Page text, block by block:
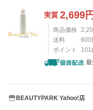
実質 2,699円
商品価格
送料
600
ポイント
101
BEAUTYPARK Yahoo!店